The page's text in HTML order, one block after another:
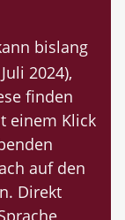
bislang
2024),
finden
einem Klick
auf den
Direkt